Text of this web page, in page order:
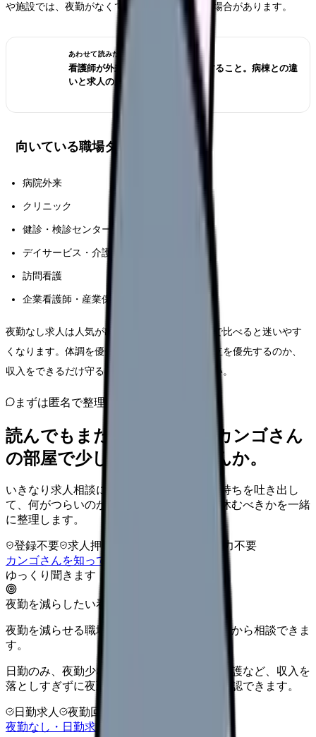
や施設では、夜勤がなくてもオンコールがある場合があります。
あわせて読みたい
看護師が外来へ転職する前に確認すること。病棟との違
いと求人の見方
向いている職場タイプ
病院外来
クリニック
健診・検診センター
デイサービス・介護施設
訪問看護
企業看護師・産業保健
夜勤なし求人は人気が出やすく、給与条件だけで比べると迷いやす
くなります。体調を優先するのか、家庭との両立を優先するのか、
収入をできるだけ守るのかを先に決めてください。
まずは匿名で整理
読んでもまだ苦しいなら、カンゴさん
の部屋で少し話してみませんか。
いきなり求人相談には進みません。今の気持ちを吐き出し
て、何がつらいのか、辞めるべきか、少し休むべきかを一緒
に整理します。
登録不要 求人押し売りなし
病院名は入力不要
カンゴさんを知ってから相談する
ゆっくり聞きます
夜勤を減らしたい看護師さんへ
夜勤を減らせる職場タイプを、先に整理してから相談できま
す。
日勤のみ、夜勤少なめ、クリニック、訪問看護など、収入を
落としすぎずに夜勤負担を下げる選択肢を確認できます。
日勤求人 夜勤回数を相談
夜勤なし・日勤求人の探し方を見る